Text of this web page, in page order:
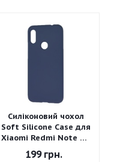
Силіконовий чохол
Soft Silicone Case для
Xiaomi Redmi Note 7 -
Graphite Gray
199грн.